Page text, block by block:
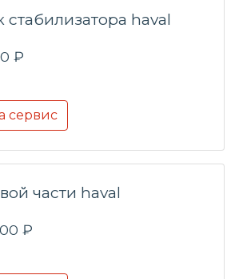
стабилизатора haval
₽
сервис
части haval
₽